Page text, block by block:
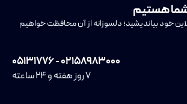
شما هستیم
خود بیاندیشید؛ دلسوزانه از آن محافظت خواهیم
۰۲۱۵۸۹۸۳۰۰۰ - ۰۵۱۳۱۷۷۶
۷ روز هفته و ۲۴ ساعته